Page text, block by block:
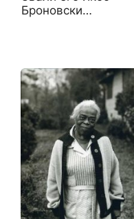
Броновски…